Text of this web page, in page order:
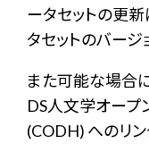
ータセットの更
タセットのバージ
また可能な場合
DS人文学オープ
(CODH) へのリン